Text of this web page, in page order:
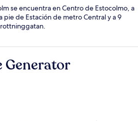
se encuentra en Centro de Estocolmo, a
pie de Estación de metro Central y a 9
Generator